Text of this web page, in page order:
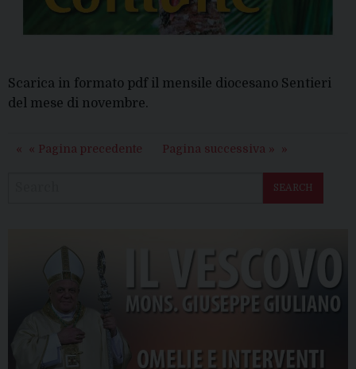
Scarica in formato pdf il mensile diocesano Sentieri
del mese di novembre.
« Pagina precedente Pagina successiva »
SEARCH